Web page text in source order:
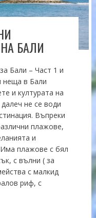
БАЛИ
Бали – Част 1 и
неща в Бали
и културата на
не се води
Въпреки
плажове,
и
Има плажове с бял
с вълни ( за
с малкид
риф, с